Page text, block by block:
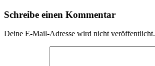
Schreibe einen Kommentar
Deine E-Mail-Adresse wird nicht veröffentlicht.